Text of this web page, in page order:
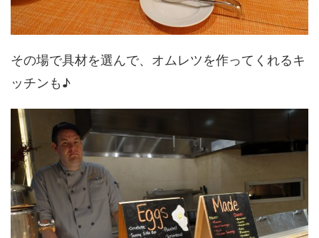
その場で具材を選んで、オムレツを作ってくれるキ
ッチンも♪